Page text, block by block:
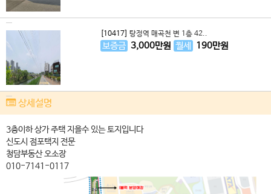
[10417] 탕정역 매곡천 변 1층 42..
보증금 3,000만원 월세 190만원
상세설명
3층이하 상가 주택 지을수 있는 토지입니다
신도시 점포택지 전문
청담부동산 오소장
010-7141-0117